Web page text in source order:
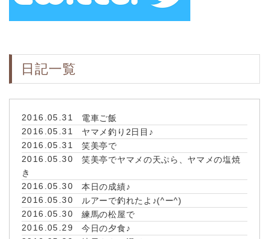
日記一覧
2016.05.31
電車ご飯
2016.05.31
ヤマメ釣り2日目♪
2016.05.31
笑美亭で
2016.05.30
笑美亭でヤマメの天ぷら、ヤマメの塩焼
き
2016.05.30
本日の成績♪
2016.05.30
ルアーで釣れたよ♪(^ー^)
2016.05.30
練馬の松屋で
2016.05.29
今日の夕食♪